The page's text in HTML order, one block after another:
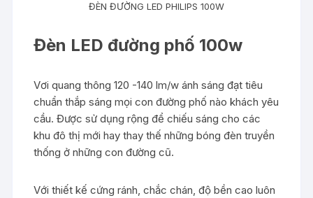
ĐÈN ĐƯỜNG LED PHILIPS 100W
Đèn LED đường phố 100w
Vơi quang thông 120 -140 lm/w ánh sáng đạt tiêu
chuẩn thắp sáng mọi con đường phố nào khách yêu
cầu. Được sử dụng rộng để chiếu sáng cho các
khu đô thị mới hay thay thế những bóng đèn truyền
thống ở những con đường cũ.
Với thiết kế cứng ránh, chắc chán, độ bền cao luôn